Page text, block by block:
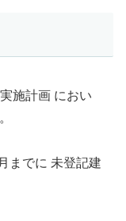
施計画 におい
までに 未登記建